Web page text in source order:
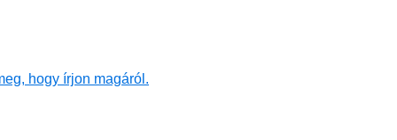
hogy írjon magáról.